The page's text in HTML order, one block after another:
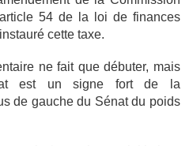
54 de la loi de finances
cette taxe.
ne fait que débuter, mais
est
un signe fort de la
de gauche du Sénat du poids